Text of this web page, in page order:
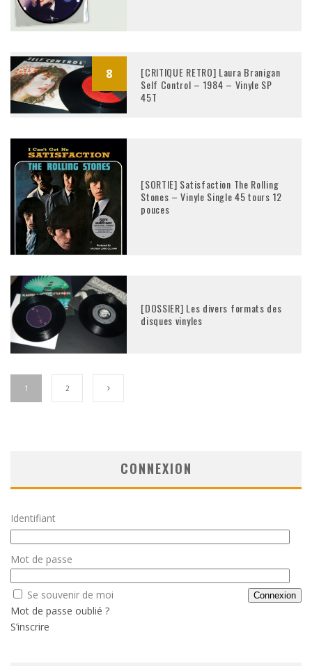
8
[CRITIQUE RETRO] Laura Branigan
Self Control – 1984 – Vinyle SP
45T
[SORTIE] Satisfaction The Rolling
Stones – Vinyle Single 45 tours 12
pouces
[DOSSIER] Les divers formats des
disques vinyles
1 2
CONNEXION
Identifiant
Mot de passe
Se souvenir de moi
Mot de passe oublié ?
S’inscrire